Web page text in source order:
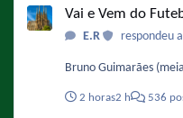
https://
bart-serie-vai-acabar-
Vai e Vem do
E.R respondeu
Bruno Guimarães
2 horas2 h 536